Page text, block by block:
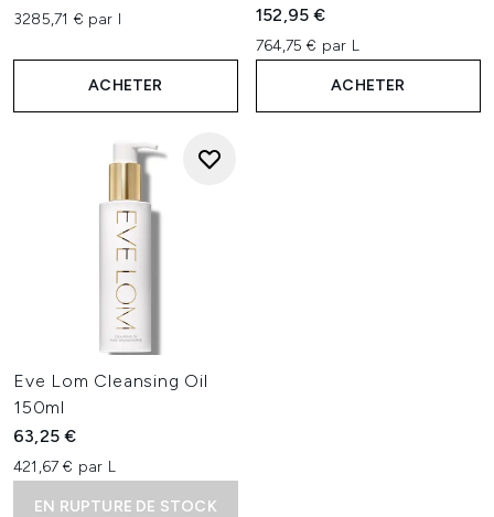
3285,71 € par l
ACHETER
152,95 €
764,75 € par L
ACHETER
Eve Lom Cleansing Oil
150ml
63,25 €
421,67 € par L
EN RUPTURE DE STOCK